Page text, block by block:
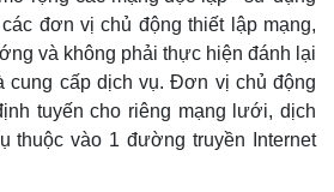
các đơn vị chủ động thiết lập mạng,
và không phải thực hiện đánh lại
cung cấp dịch vụ. Đơn vị chủ động
tuyến cho riêng mạng lưới, dịch
thuộc vào 1 đường truyền Internet